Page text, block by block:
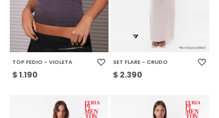
TOP FEDIO - VIOLETA
$1.190
SET FLARE - CRUDO
$ 2.390